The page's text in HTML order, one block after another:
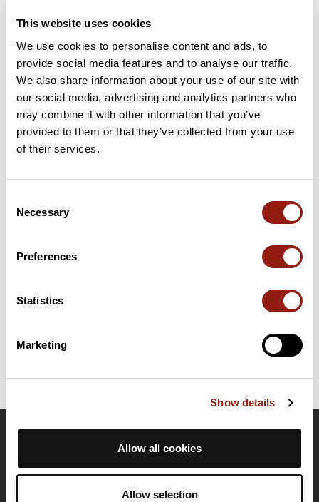
This website uses cookies
We use cookies to personalise content and ads, to
provide social media features and to analyse our traffic.
We also share information about your use of our site with
our social media, advertising and analytics partners who
may combine it with other information that you’ve
provided to them or that they’ve collected from your use
of their services.
Selection
Necessary
Preferences
Statistics
Marketing
Show details
Allow all cookies
Allow selection
Je confirme normalement ça se fini
sur le terrain synthétique juste à
L ludovic40859
termine dans une
M
Ajouter un avis
Découvrez ce parcours de trail de 20,9 km à proximité de
Saint-Philippe. Ce parcours emprunte 15 km de routes et 5,7 km
760m. Prévoyez environ 3 heures et 41 minutes pour réaliser ce
parcours.
Date de création du parcours: 5 juillet 2022 à 12:56:17.
Equipe